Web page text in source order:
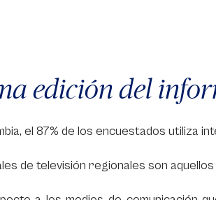
edición del
el 87% de los encuestados utiliza
de televisión regionales son